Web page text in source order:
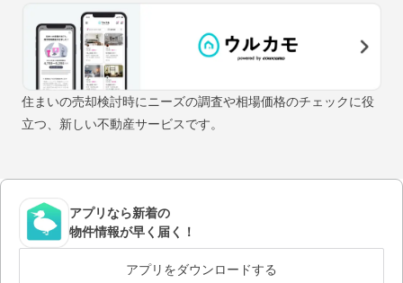
住まいの売却検討時にニーズの調査や相場価格のチェックに役
立つ、新しい不動産サービスです。
アプリなら新着の
物件情報が早く届く！
アプリをダウンロードする